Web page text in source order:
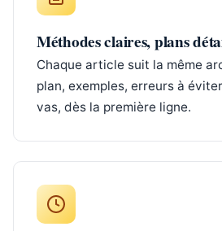
Méthodes claires, plans
Chaque article suit la même
plan, exemples, erreurs à
vas, dès la première ligne.